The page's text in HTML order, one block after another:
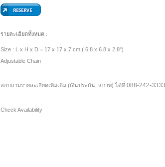
รายละเอียดทั้งหมด :
Size : L x H x D = 17 x 17 x 7 cm ( 6.8 x 6.8 x 2.8")
Adjustable Chain
สอบถามรายละเอียดเพิ่มเติม (เงินประกัน, สภาพ) ได้ที่088-242-3333
Check Availability